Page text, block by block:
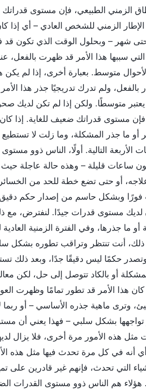
الزمني الطبيعي، فإن مستوى قدراتك
الزمني للشخص العادي – أي إذا
حتى شهر – وبحلول الوقت الذي تكون قد
التي سببها هذا الأمر قد ظهرت
متوسط. بعبارة أخرى، إذا لم
بالفعل، ولم تدرك تدريجيًا جذر هذا
متوسطًا. ولكن إذا لم تكن لديك
مستوى قدراتك ضعيف للغاية. إذا
أو ما جذر المشكلة، وما زلت لا
الأربعة التالية. أولًا، الناس ذوو
ساعات قليلة – وهذه حالة عاجلة حيث
أو حتى تضع خطة للحد من
فورًا وبشكل حاسم من إصدار حكم دقيق،
لديك مستوى قدرات جيدًا. لنفترض، مع
أو ما جذرها، وفي الفترة الزمنية
ذلك، أنت تنتظر وتراقب تطوره بشكل
حكمًا ليس دقيقًا جدًا، وبعد ذلك
أو بالكاد تتوصل إلى حل، لكن
كان هذا الأمر قد تطور تمامًا وظهرت
وترى ماهية جذره الأساسي – أو ربما
تواجهها بشكل سلبي – فهذا يعني أن
مثل هذه الأمور مرة أخرى، فلا يزال
أنه في كل مرة تحدث فيها مثل هذه
التي تحدث، فإنهم غير قادرين على
هؤلاء هم الناس ذوو مستوى القدرات